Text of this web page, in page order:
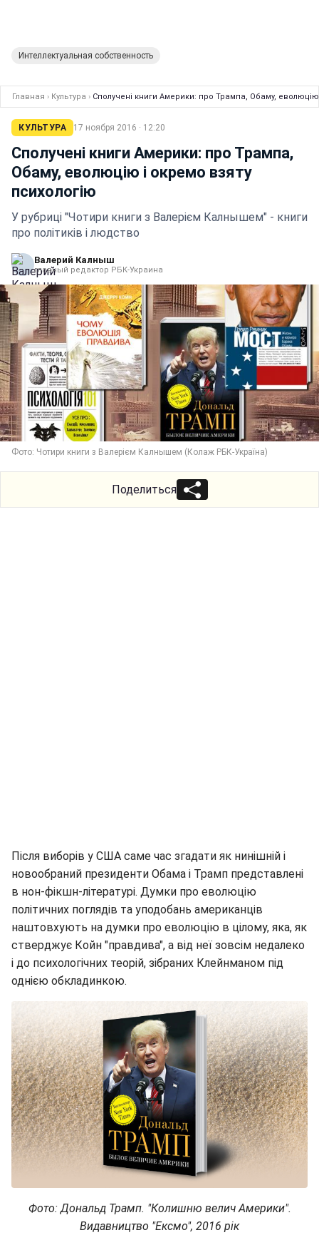
Интеллектуальная собственность
Главная › Культура › Сполучені книги Америки: про Трампа, Обаму, еволюцію
КУЛЬТУРА 17 ноября 2016 · 12:20
Сполучені книги Америки: про Трампа,
Обаму, еволюцію і окремо взяту
психологію
У рубриці "Чотири книги з Валерієм Калнышем" - книги
про політиків і людство
Валерий Калныш
главный редактор РБК-Украина
Фото: Чотири книги з Валерієм Калнышем (Колаж РБК-Україна)
Поделиться
Після виборів у США саме час згадати як нинішній і
новообраний президенти Обама і Трамп представлені
в нон-фікшн-літературі. Думки про еволюцію
політичних поглядів та уподобань американців
наштовхують на думки про еволюцію в цілому, яка, як
стверджує Койн "правдива", а від неї зовсім недалеко
і до психологічних теорій, зібраних Клейнманом під
однією обкладинкою.
Фото: Дональд Трамп. "Колишню велич Америки".
Видавництво "Ексмо", 2016 рік